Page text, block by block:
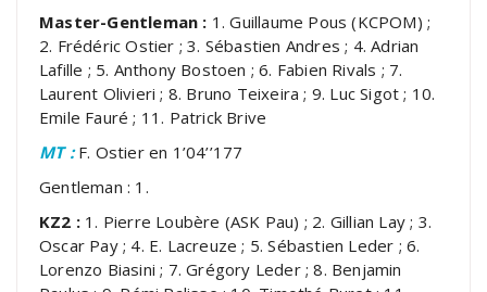
Master-Gentleman : 1. Guillaume Pous (KCPOM) ;
2. Frédéric Ostier ; 3. Sébastien Andres ; 4. Adrian
Lafille ; 5. Anthony Bostoen ; 6. Fabien Rivals ; 7.
Laurent Olivieri ; 8. Bruno Teixeira ; 9. Luc Sigot ; 10.
Emile Fauré ; 11. Patrick Brive
MT :F. Ostier en 1’04’’177
Gentleman : 1.
KZ2 : 1. Pierre Loubère (ASK Pau) ; 2. Gillian Lay ; 3.
Oscar Pay ; 4. E. Lacreuze ; 5. Sébastien Leder ; 6.
Lorenzo Biasini ; 7. Grégory Leder ; 8. Benjamin